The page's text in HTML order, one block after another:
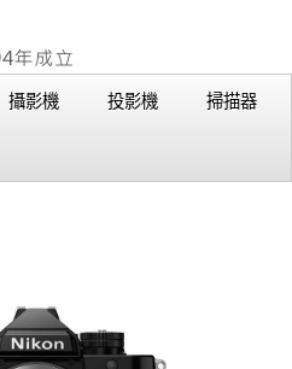
攝影機 投影機 掃描器